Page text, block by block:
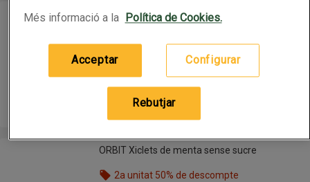
ORBIT Xiclets d'herba bona sense sucre
46 per paquet
(0,07 € per article)
Preu
3,29 €
ORBIT Xiclets de menta sense sucreORBIT Xiclets de menta sense sucre
2a unitat 50% de descompte
Més informació a la Política de Cookies.
Configurar
Rebutjar
Acceptar